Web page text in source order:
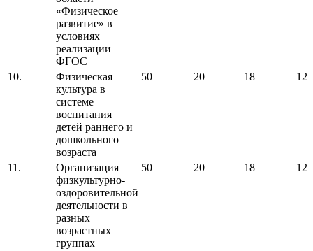
«Физическое
развитие» в
условиях
реализации
ФГОС
10.
Физическая
культура в
системе
воспитания
детей раннего и
дошкольного
возраста
50 20 18 12
11.
Организация
физкультурно-
оздоровительной
деятельности в
разных
возрастных
группах
50 20 18 12